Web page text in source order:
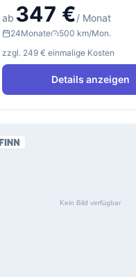
ab 347 €/ Monat
24Monate
500 km/Mon.
zzgl. 249 € einmalige Kosten
Details anzeigen